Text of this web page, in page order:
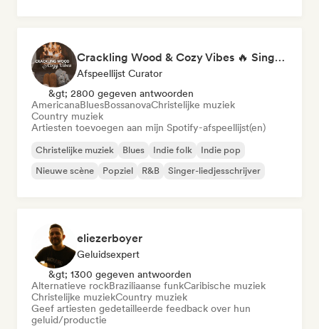
Crackling Wood & Cozy Vibes 🔥 Singer-Songwriter, Dream Pop & Bedroom Pop
Afspeellijst Curator
&gt; 2800 gegeven antwoorden
AmericanaBluesBossanovaChristelijke muziek
Country muziek
Artiesten toevoegen aan mijn Spotify-afspeellijst(en)
Christelijke muziek Blues Indie folk
Indie pop
Nieuwe scène
Popziel R&B Singer-liedjesschrijver
eliezerboyer
Geluidsexpert
&gt; 1300 gegeven antwoorden
Alternatieve rockBraziliaanse funkCaribische muziek
Christelijke muziekCountry muziek
Geef artiesten gedetailleerde feedback over hun
geluid/productie